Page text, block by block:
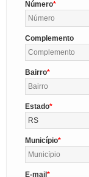
Número
Complemento
Bairro
Estado
RS
Município
E-mail